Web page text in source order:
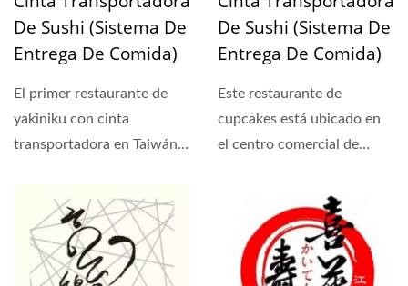
De Sushi (Sistema De
Entrega De Comida)
El primer restaurante de
yakiniku con cinta
transportadora en Taiwán
De Sushi (Sistema De
Entrega De Comida)
Este restaurante de
cupcakes está ubicado en
el centro comercial de